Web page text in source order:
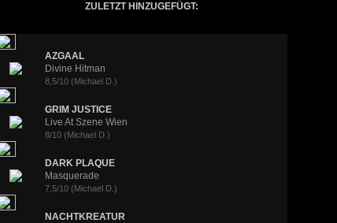
ZULETZT HINZUGEFÜGT:
AZGAAL
Divine Hitman
8,5/10 (Michael D.)
GRIM JUSTICE
Live At Szene Wien
8/10 (Michael D.)
DARK PLAQUE
Masquerade
7,5/10 (Michael D.)
NACHTKREATUR